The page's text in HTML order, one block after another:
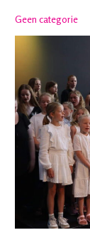
Geen categorie